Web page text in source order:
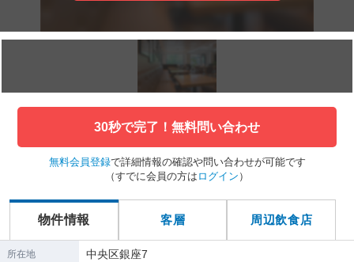
30秒で完了！無料問い合わせ
無料会員登録で詳細情報の確認や問い合わせが可能です
（すでに会員の方は ログイン ）
物件情報 客層 周辺飲食店
所在地 中央区銀座7